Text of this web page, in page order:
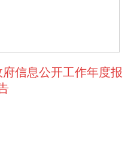
信息公开工作年度报